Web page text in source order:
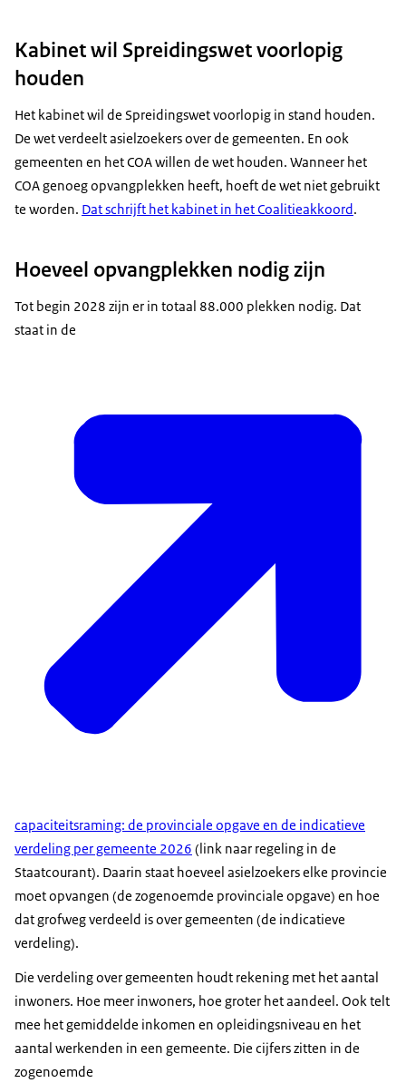
Kabinet wil Spreidingswet voorlopig
houden
Het kabinet wil de Spreidingswet voorlopig in stand houden.
De wet verdeelt asielzoekers over de gemeenten. En ook
gemeenten en het COA willen de wet houden. Wanneer het
COA genoeg opvangplekken heeft, hoeft de wet niet gebruikt
te worden. Dat schrijft het kabinet in het Coalitieakkoord.
Hoeveel opvangplekken nodig zijn
Tot begin 2028 zijn er in totaal 88.000 plekken nodig. Dat
staat in de
capaciteitsraming: de provinciale opgave en de indicatieve
verdeling per gemeente 2026 (link naar regeling in de
Staatcourant). Daarin staat hoeveel asielzoekers elke provincie
moet opvangen (de zogenoemde provinciale opgave) en hoe
dat grofweg verdeeld is over gemeenten (de indicatieve
verdeling).
Die verdeling over gemeenten houdt rekening met het aantal
inwoners. Hoe meer inwoners, hoe groter het aandeel. Ook telt
mee het gemiddelde inkomen en opleidingsniveau en het
aantal werkenden in een gemeente. Die cijfers zitten in de
zogenoemde